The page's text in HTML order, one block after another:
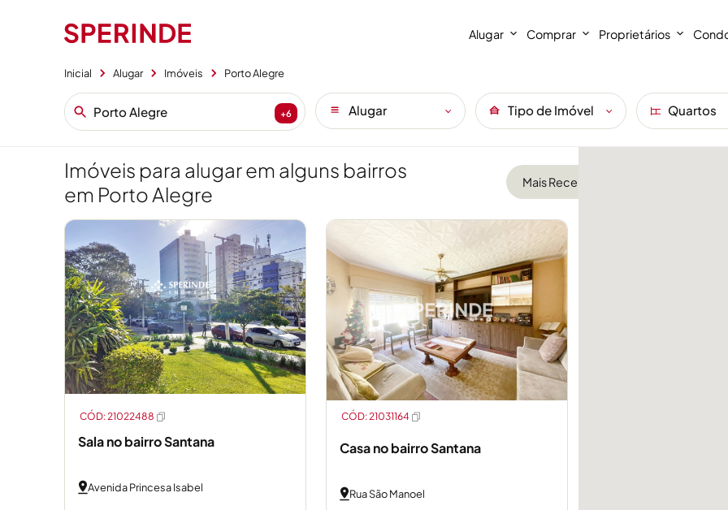
Alugar Comprar Proprietários
Inicial Alugar Imóveis Porto Alegre
+6 Alugar Tipo de Imóvel Quartos
Imóveis para alugar em alguns bairros
em Porto Alegre
Sala no bairro Santana
Avenida Princesa Isabel
CÓD: 21022488
Casa no bairro Santana
Rua São Manoel
CÓD: 21031164